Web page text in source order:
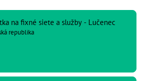
na fixné siete a služby - Lučenec
republika